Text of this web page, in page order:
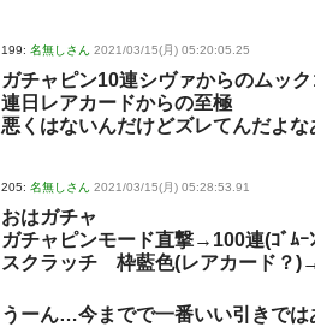
199: 名無しさん 2021/03/15(月) 05:20:05.25
ガチャピン10連シヴァからのムッ
連日レアカードからの至極
悪くはないんだけどズレてんだよ
205: 名無しさん 2021/03/15(月) 05:28:53.91
おはガチャ
ガチャピンモード直撃→100連(ｺﾞﾑｰ
スクラッチ 枠藍色(レアカード？
うーん…今までで一番いい引きで